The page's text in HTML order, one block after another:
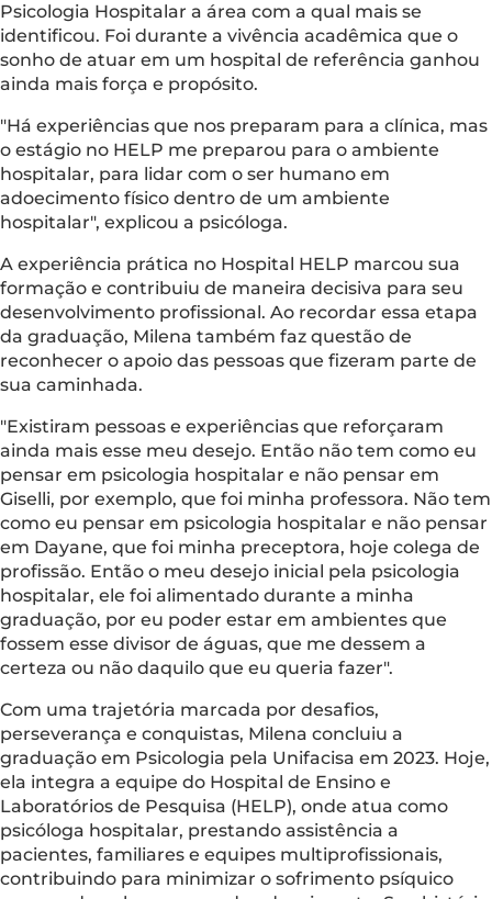
Psicologia Hospitalar a área com a qual mais se
identificou. Foi durante a vivência acadêmica que o
sonho de atuar em um hospital de referência ganhou
ainda mais força e propósito.
"Há experiências que nos preparam para a clínica, mas
o estágio no HELP me preparou para o ambiente
hospitalar, para lidar com o ser humano em
adoecimento físico dentro de um ambiente
hospitalar", explicou a psicóloga.
A experiência prática no Hospital HELP marcou sua
formação e contribuiu de maneira decisiva para seu
desenvolvimento profissional. Ao recordar essa etapa
da graduação, Milena também faz questão de
reconhecer o apoio das pessoas que fizeram parte de
sua caminhada.
"Existiram pessoas e experiências que reforçaram
ainda mais esse meu desejo. Então não tem como eu
pensar em psicologia hospitalar e não pensar em
Giselli, por exemplo, que foi minha professora. Não tem
como eu pensar em psicologia hospitalar e não pensar
em Dayane, que foi minha preceptora, hoje colega de
profissão. Então o meu desejo inicial pela psicologia
hospitalar, ele foi alimentado durante a minha
graduação, por eu poder estar em ambientes que
fossem esse divisor de águas, que me dessem a
certeza ou não daquilo que eu queria fazer".
Com uma trajetória marcada por desafios,
perseverança e conquistas, Milena concluiu a
graduação em Psicologia pela Unifacisa em 2023. Hoje,
ela integra a equipe do Hospital de Ensino e
Laboratórios de Pesquisa (HELP), onde atua como
psicóloga hospitalar, prestando assistência a
pacientes, familiares e equipes multiprofissionais,
contribuindo para minimizar o sofrimento psíquico